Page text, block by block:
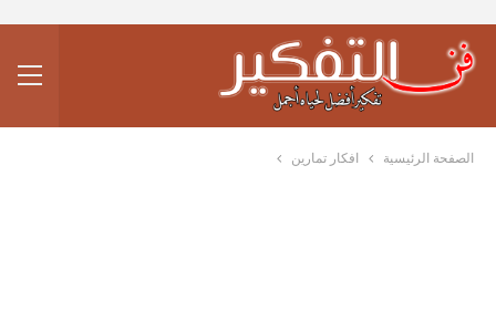
الصفحة الرئيسية افكار تمارين